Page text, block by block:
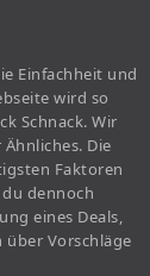
Einfachheit und
wird so
Schnack. Wir
Die
Faktoren
dennoch
eines Deals,
Vorschläge